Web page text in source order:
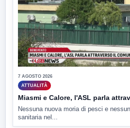
7 AGOSTO 2026
ATTUALITÀ
Miasmi e Calore, l'ASL parla
Nessuna nuova moria di pesci e
sanitaria nel...